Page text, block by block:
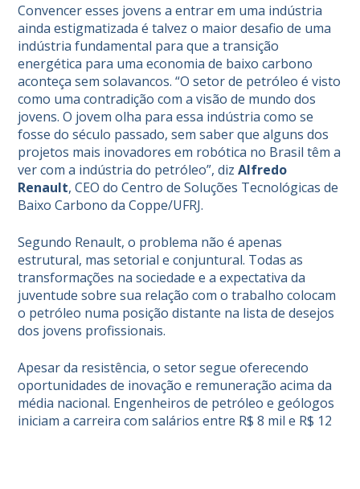
Convencer esses jovens a entrar em uma indústria
ainda estigmatizada é talvez o maior desafio de uma
indústria fundamental para que a transição
energética para uma economia de baixo carbono
aconteça sem solavancos. “O setor de petróleo é visto
como uma contradição com a visão de mundo dos
jovens. O jovem olha para essa indústria como se
fosse do século passado, sem saber que alguns dos
projetos mais inovadores em robótica no Brasil têm a
ver com a indústria do petróleo”, dizAlfredo
Renault, CEO do Centro de Soluções Tecnológicas de
Baixo Carbono da Coppe/UFRJ.
Segundo Renault, o problema não é apenas
estrutural, mas setorial e conjuntural. Todas as
transformações na sociedade e a expectativa da
juventude sobre sua relação com o trabalho colocam
o petróleo numa posição distante na lista de desejos
dos jovens profissionais.
Apesar da resistência, o setor segue oferecendo
oportunidades de inovação e remuneração acima da
média nacional. Engenheiros de petróleo e geólogos
iniciam a carreira com salários entre R$ 8 mil e R$ 12